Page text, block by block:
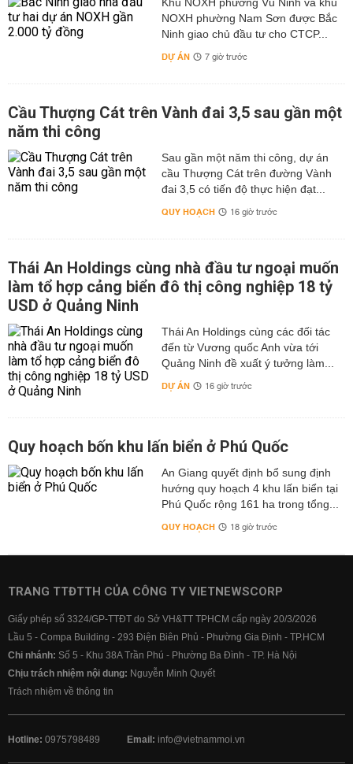
NOXH phường Nam Sơn được Bắc
Ninh giao chủ đầu tư cho CTCP...
DỰ ÁN 7 giờ trước
Cầu Thượng Cát trên Vành đai 3,5 sau gần một
năm thi công
Sau gần một năm thi công, dự án
cầu Thượng Cát trên đường Vành
đai 3,5 có tiến độ thực hiện đạt...
QUY HOẠCH 16 giờ trước
Thái An Holdings cùng nhà đầu tư ngoại muốn
làm tổ hợp cảng biển đô thị công nghiệp 18 tỷ
USD ở Quảng Ninh
Thái An Holdings cùng các đối tác
đến từ Vương quốc Anh vừa tới
Quảng Ninh đề xuất ý tưởng làm...
DỰ ÁN 16 giờ trước
Quy hoạch bốn khu lấn biển ở Phú Quốc
An Giang quyết định bổ sung định
hướng quy hoạch 4 khu lấn biển tại
Phú Quốc rộng 161 ha trong tổng...
QUY HOẠCH 18 giờ trước
TRANG TTĐTTH CỦA CÔNG TY VIETNEWSCORP
Giấy phép số 3324/GP-TTĐT do Sở VH&TT TPHCM cấp ngày 20/3/2026
Lầu 5 - Compa Building - 293 Điện Biên Phủ - Phường Gia Định - TP.HCM
Chi nhánh: Số 5 - Khu 38A Trần Phú - Phường Ba Đình - TP. Hà Nội
Chịu trách nhiệm nội dung: Nguyễn Minh Quyết
Trách nhiệm về thông tin
Hotline: 0975798489 Email: info@vietnammoi.vn